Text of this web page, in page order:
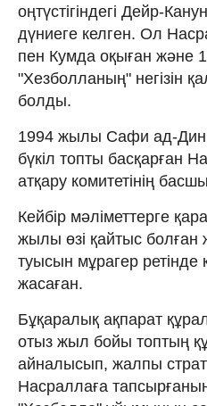
оңтүстігіндегі Дейр-
дүниеге келген. Ол
пен Кумда оқыған және
"Хезболланың" негізін
болды.
1994 жылы Сафи ад-Дин
бүкіл топты басқарған
атқару комитетінің
Кейбір мәліметтерге
жылы өзі қайтыс болған
туысын мұрагер
жасаған.
Бұқаралық ақпарат
отыз жыл бойы топтың
айналысып, жалпы
Насраллаға